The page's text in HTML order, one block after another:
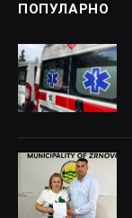
ПОПУЛАРНО